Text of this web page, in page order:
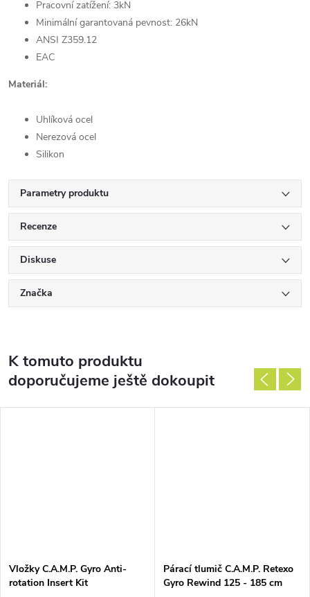
Pracovní zatížení: 3kN
Minimální garantovaná pevnost: 26kN
ANSI Z359.12
EAC
Materiál:
Uhlíková ocel
Nerezová ocel
Silikon
Parametry produktu
Recenze
Diskuse
Značka
K tomuto produktu
doporučujeme ještě dokoupit
Vložky C.A.M.P. Gyro Anti-
rotation Insert Kit
Párací tlumič C.A.M.P. Retexo
Gyro Rewind 125 - 185 cm